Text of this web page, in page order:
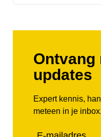
Ontvang
updates
Expert kennis,
meteen in je inbox.